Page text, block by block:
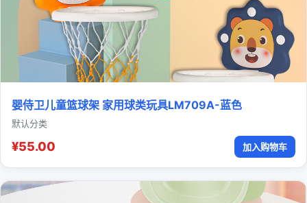
婴侍卫儿童篮球架 家用球类玩具LM709A-蓝色
默认分类
¥55.00 加入购物车